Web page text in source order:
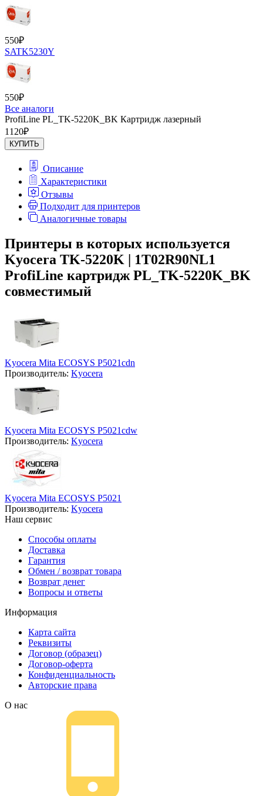
550₽
SATK5230Y
550₽
Все аналоги
ProfiLine PL_TK-5220K_BK Картридж лазерный
1120₽
КУПИТЬ
Описание
Характеристики
Отзывы
Подходит для принтеров
Аналогичные товары
Принтеры в которых используется
Kyocera TK-5220K | 1T02R90NL1
ProfiLine картридж PL_TK-5220K_BK
совместимый
Kyocera Mita ECOSYS P5021cdn
Производитель: Kyocera
Kyocera Mita ECOSYS P5021cdw
Производитель: Kyocera
Kyocera Mita ECOSYS P5021
Производитель: Kyocera
Наш сервис
Способы оплаты
Доставка
Гарантия
Обмен / возврат товара
Возврат денег
Вопросы и ответы
Информация
Карта сайта
Реквизиты
Договор (образец)
Договор-оферта
Конфиденциальность
Авторские права
О нас